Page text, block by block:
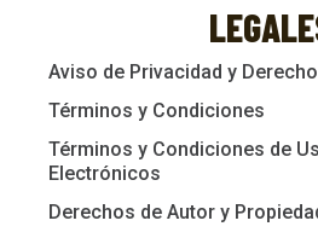
Aviso de Privacidad y
Términos y Condiciones
Términos y Condiciones de
Electrónicos
Derechos de Autor y